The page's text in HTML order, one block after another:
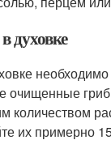
духовке
очищенные
количеством
их примерно